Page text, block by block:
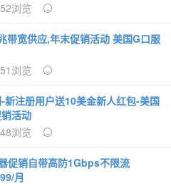
浏览
带宽供应,年末促销活动 美国G口服
浏览
注册用户送10美金新人红包-美国
活动
浏览
促销自带高防1Gbps不限流
月